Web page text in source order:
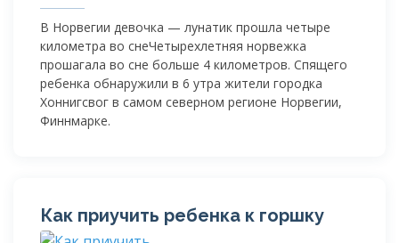
В Норвегии девочка — лунатик прошла четыре
километра во снеЧетырехлетняя норвежка
прошагала во сне больше 4 километров. Спящего
ребенка обнаружили в 6 утра жители городка
Хоннигсвог в самом северном регионе Норвегии,
Финнмарке.
Как приучить ребенка к горшку